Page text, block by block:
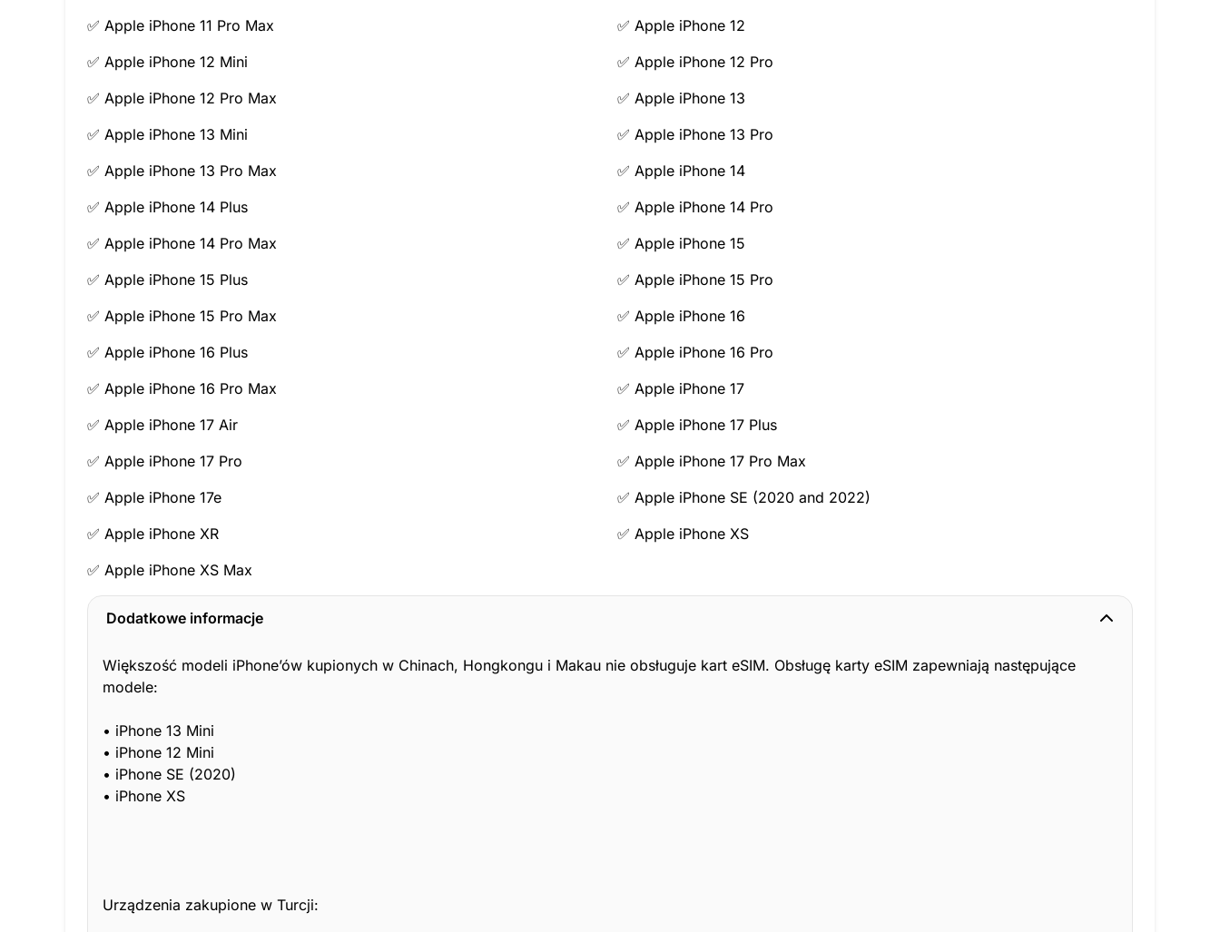
✅ Apple iPhone 11 Pro Max
✅ Apple iPhone 12
✅ Apple iPhone 12 Mini
✅ Apple iPhone 12 Pro
✅ Apple iPhone 12 Pro Max
✅ Apple iPhone 13
✅ Apple iPhone 13 Mini
✅ Apple iPhone 13 Pro
✅ Apple iPhone 13 Pro Max
✅ Apple iPhone 14
✅ Apple iPhone 14 Plus
✅ Apple iPhone 14 Pro
✅ Apple iPhone 14 Pro Max
✅ Apple iPhone 15
✅ Apple iPhone 15 Plus
✅ Apple iPhone 15 Pro
✅ Apple iPhone 15 Pro Max
✅ Apple iPhone 16
✅ Apple iPhone 16 Plus
✅ Apple iPhone 16 Pro
✅ Apple iPhone 16 Pro Max
✅ Apple iPhone 17
✅ Apple iPhone 17 Air
✅ Apple iPhone 17 Plus
✅ Apple iPhone 17 Pro
✅ Apple iPhone 17 Pro Max
✅ Apple iPhone 17e
✅ Apple iPhone SE (2020 and 2022)
✅ Apple iPhone XR
✅ Apple iPhone XS
✅ Apple iPhone XS Max
Dodatkowe informacje
Większość modeli iPhone’ów kupionych w Chinach, Hongkongu i Makau nie obsługuje kart eSIM. Obsługę karty eSIM zapewniają następujące
modele:
• iPhone 13 Mini
• iPhone 12 Mini
• iPhone SE (2020)
• iPhone XS
Urządzenia zakupione w Turcji: